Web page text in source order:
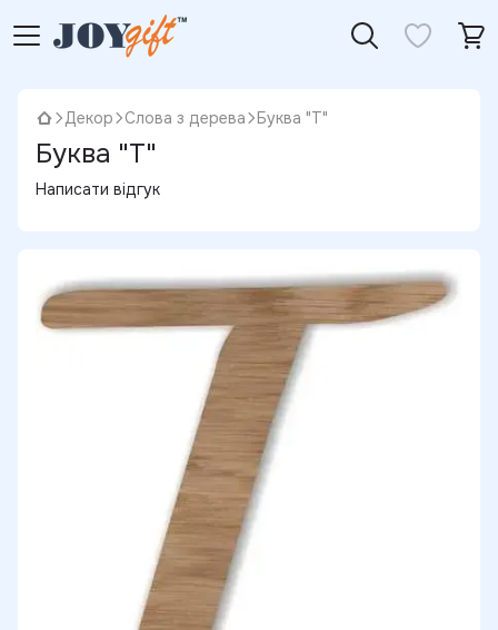
Декор Слова з дерева Буква "Т"
Буква "Т"
Написати відгук